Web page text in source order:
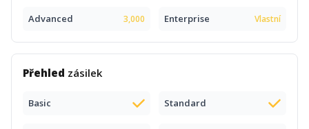
Advanced 3,000 Enterprise Vlastní
Přehled zásilek
Basic Standard